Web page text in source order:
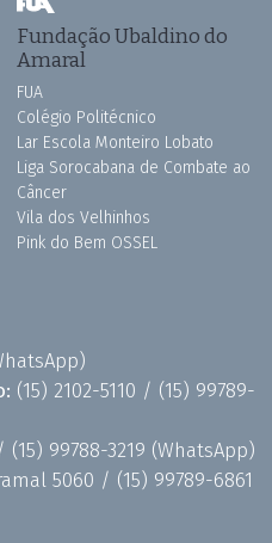
Fundação Ubaldino do
Amaral
FUA
Colégio Politécnico
Lar Escola Monteiro Lobato
Liga Sorocabana de Combate ao
Câncer
Vila dos Velhinhos
Pink do Bem OSSEL
(15) 2102-5110 / (15) 99789-
(15) 99788-3219 (WhatsApp)
5060 / (15) 99789-6861